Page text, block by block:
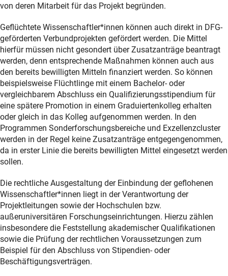
von deren Mitarbeit für das Projekt begründen.
Geflüchtete Wissenschaftler*innen können auch direkt in DFG-
geförderten Verbundprojekten gefördert werden. Die Mittel
hierfür müssen nicht gesondert über Zusatzanträge beantragt
werden, denn entsprechende Maßnahmen können auch aus
den bereits bewilligten Mitteln finanziert werden. So können
beispielsweise Flüchtlinge mit einem Bachelor- oder
vergleichbarem Abschluss ein Qualifizierungsstipendium für
eine spätere Promotion in einem Graduiertenkolleg erhalten
oder gleich in das Kolleg aufgenommen werden. In den
Programmen Sonderforschungsbereiche und Exzellenzcluster
werden in der Regel keine Zusatzanträge entgegengenommen,
da in erster Linie die bereits bewilligten Mittel eingesetzt werden
sollen.
Die rechtliche Ausgestaltung der Einbindung der geflohenen
Wissenschaftler*innen liegt in der Verantwortung der
Projektleitungen sowie der Hochschulen bzw.
außeruniversitären Forschungseinrichtungen. Hierzu zählen
insbesondere die Feststellung akademischer Qualifikationen
sowie die Prüfung der rechtlichen Voraussetzungen zum
Beispiel für den Abschluss von Stipendien- oder
Beschäftigungsverträgen.